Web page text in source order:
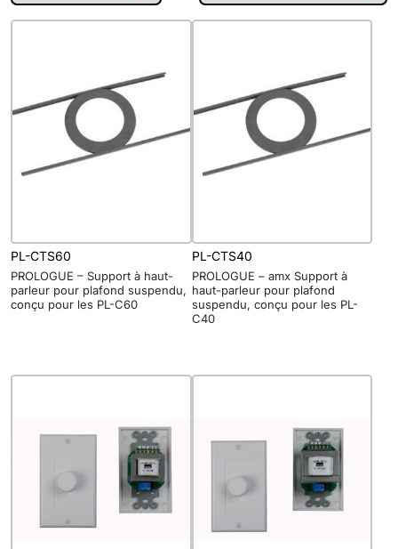
PL-CTS60
PROLOGUE – Support à haut-
parleur pour plafond suspendu,
conçu pour les PL-C60
PL-CTS40
PROLOGUE – amx Support à
haut-parleur pour plafond
suspendu, conçu pour les PL-
C40